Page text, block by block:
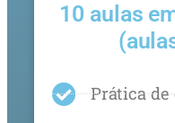
10 aulas
Prática de